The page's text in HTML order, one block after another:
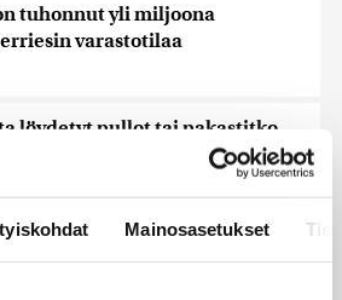
Mainosasetukset
tuhonnut yli miljoona
varastotilaa
löydetyt pullot tai pakastitko
Verottaja vaatii osansa
Wille Rydmanin Suomen